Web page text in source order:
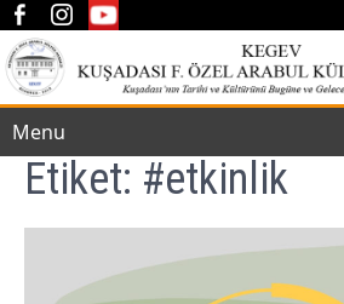
Menu
Etiket: #etkinlik